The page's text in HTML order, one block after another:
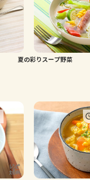
夏の彩りスープ野菜